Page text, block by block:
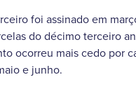
foi assinado em
do décimo terceiro
ocorreu mais cedo por
e junho.